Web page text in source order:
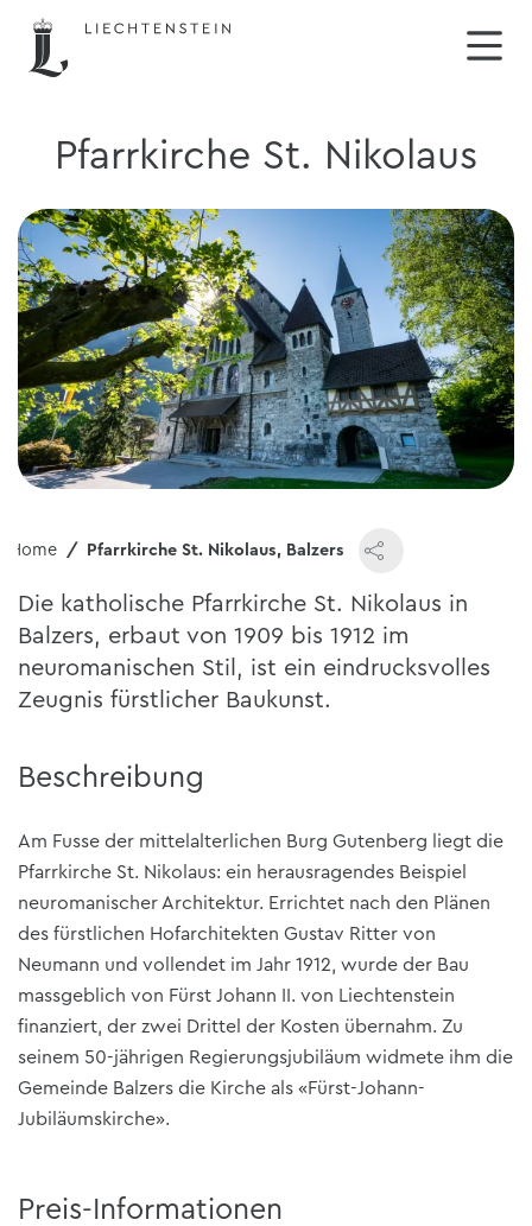
Pfarrkirche St. Nikolaus
Home Pfarrkirche St. Nikolaus, Balzers
Die katholische Pfarrkirche St. Nikolaus in
Balzers, erbaut von 1909 bis 1912 im
neuromanischen Stil, ist ein eindrucksvolles
Zeugnis fürstlicher Baukunst.
Beschreibung
Am Fusse der mittelalterlichen Burg Gutenberg liegt die
Pfarrkirche St. Nikolaus: ein herausragendes Beispiel
neuromanischer Architektur. Errichtet nach den Plänen
des fürstlichen Hofarchitekten Gustav Ritter von
Neumann und vollendet im Jahr 1912, wurde der Bau
massgeblich von Fürst Johann II. von Liechtenstein
finanziert, der zwei Drittel der Kosten übernahm. Zu
seinem 50-jährigen Regierungsjubiläum widmete ihm die
Gemeinde Balzers die Kirche als «Fürst-Johann-
Jubiläumskirche».
Preis-Informationen